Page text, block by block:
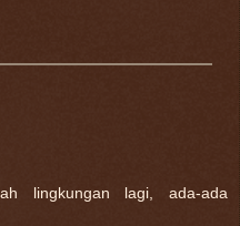
lingkungan lagi, ada-ada